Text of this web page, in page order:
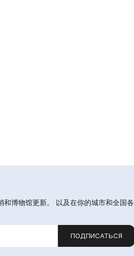
博物馆更新。 以及在你的城市和全国各
ПОДПИСАТЬСЯ